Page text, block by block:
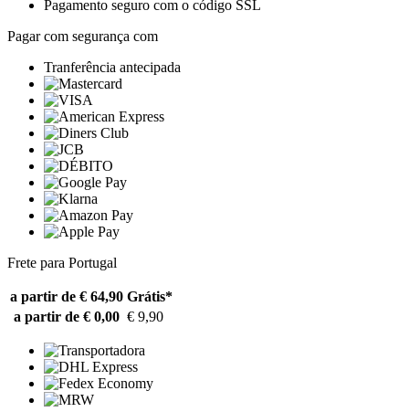
Pagamento seguro com o código SSL
Pagar com segurança com
Tranferência antecipada
Frete para Portugal
a partir de € 64,90 Grátis*
a partir de € 0,00 € 9,90